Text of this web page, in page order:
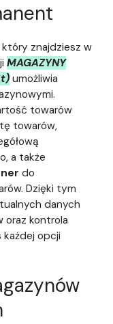
który znajdziesz w
MAGAZYNY
umożliwia
towarów
towarów,
a także
do
Dzięki tym
danych
oraz kontrola
każdej opcji